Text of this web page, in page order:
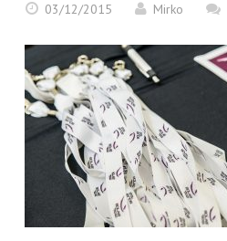
PORTFOLIO
SERVIZI
CONTATTAMI
03/12/2015 Mirko